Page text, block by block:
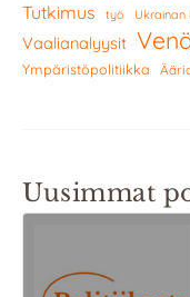
Tutkimus työ Ukrainan
Vaalianalyysit
Ympäristöpolitiikka
Uusimmat